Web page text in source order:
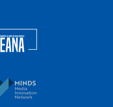
of the Balkan News Agencies